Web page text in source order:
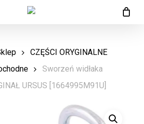
CZĘŚCI ORYGINALNE
Sworzeń widłaka
URSUS [1664995M91U]